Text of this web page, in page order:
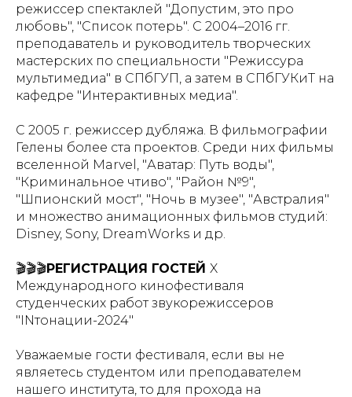
режиссер спектаклей "Допустим, это про
любовь", "Список потерь". С 2004–2016 гг.
преподаватель и руководитель творческих
мастерских по специальности "Режиссура
мультимедиа" в СПбГУП, а затем в СПбГУКиТ на
кафедре "Интерактивных медиа".
С 2005 г. режиссер дубляжа. В фильмографии
Гелены более ста проектов. Среди них фильмы
вселенной Marvel, "Аватар: Путь воды",
"Криминальное чтиво", "Район №9",
"Шпионский мост", "Ночь в музее", "Австралия"
и множество анимационных фильмов студий:
Disney, Sony, DreamWorks и др.
🎬🎬🎬РЕГИСТРАЦИЯ ГОСТЕЙ X
Международного кинофестиваля
студенческих работ звукорежиссеров
"INтонации-2024"
Уважаемые гости фестиваля, если вы не
являетесь студентом или преподавателем
нашего института, то для прохода на